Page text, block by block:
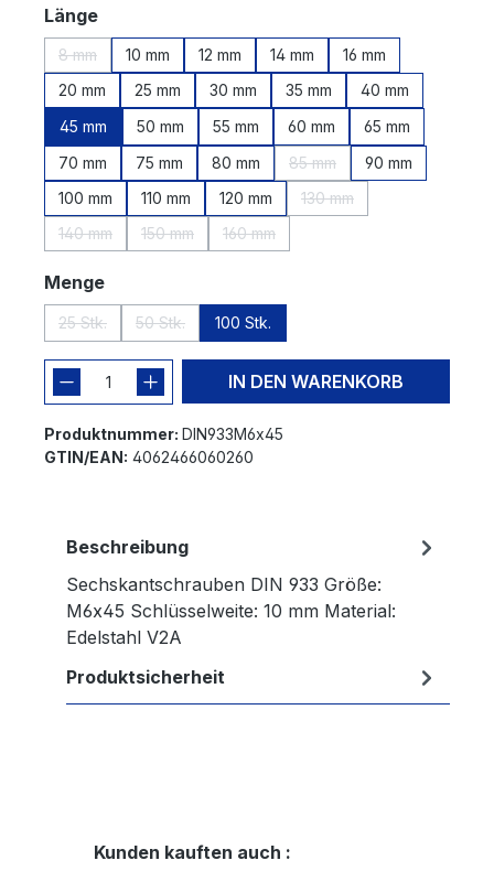
Längeauswählen
8 mm 10 mm 12 mm 14 mm
16 mm
20 mm
25 mm 30 mm 35 mm
40 mm
45 mm
50 mm 55 mm 60 mm
65 mm
70 mm
75 mm 80 mm 85 mm
90 mm
100 mm
110 mm 120 mm 130 mm
140 mm 150 mm 160 mm
Mengeauswählen
25 Stk. 50 Stk. 100 Stk.
IN DEN WARENKORB
Produktnummer: DIN933M6x45
GTIN/EAN: 4062466060260
Beschreibung
Sechskantschrauben DIN 933 Größe:
M6x45 Schlüsselweite: 10 mm Material:
Edelstahl V2A
Produktsicherheit
Produktgalerie überspringen
Kunden kauften auch :